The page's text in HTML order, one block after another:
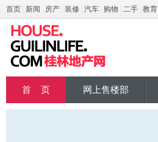
首页 新闻 房产 装修 汽车 购物 二手 教育
首 页 网上售楼部